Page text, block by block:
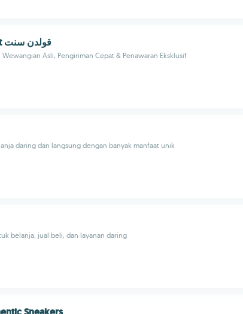
Golden Scent قولدن سنت
Asli, Pengiriman Cepat & Penawaran Eksklusif
daring dan langsung dengan banyak manfaat unik
belanja, jual beli, dan layanan daring